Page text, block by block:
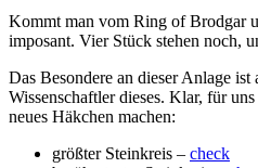
Kommt man vom Ring of Brodgar
imposant. Vier Stück stehen noch,
Das Besondere an dieser Anlage
Wissenschaftler dieses. Klar, für
neues Häkchen machen:
größter Steinkreis – check